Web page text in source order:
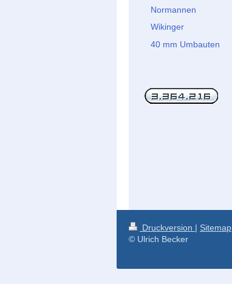
Normannen
Wikinger
40 mm Umbauten
Druckversion | Sitemap
© Ulrich Becker